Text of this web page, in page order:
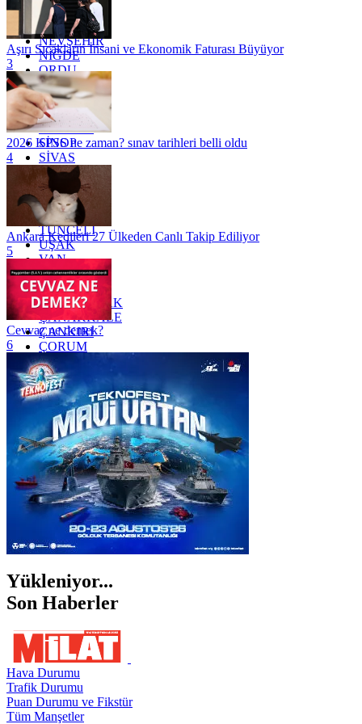
MUĞLA
MUŞ
NEVŞEHİR
NİĞDE
ORDU
OSMANİYE
RİZE
SAKARYA
SAMSUN
SİNOP
SİVAS
SİİRT
TEKİRDAĞ
TOKAT
TRABZON
TUNCELİ
UŞAK
VAN
YALOVA
YOZGAT
ZONGULDAK
ÇANAKKALE
ÇANKIRI
ÇORUM
İSTANBUL
İZMİR
ŞANLIURFA
ŞIRNAK
Aşırı Sıcakların İnsani ve Ekonomik Faturası Büyüyor
3
2026 KPSS ne zaman? sınav tarihleri belli oldu
4
Ankara Kedileri 27 Ülkeden Canlı Takip Ediliyor
5
Cevvaz ne demek?
6
Yükleniyor...
Son Haberler
Hava Durumu
Trafik Durumu
Puan Durumu ve Fikstür
Tüm Manşetler